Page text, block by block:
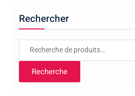
Rechercher
Recherche
Recherche